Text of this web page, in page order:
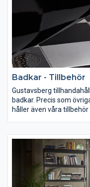
Badkar - Tillbehör
Gustavsberg
badkar. Precis som
håller även våra
nödvändiga tillbehör